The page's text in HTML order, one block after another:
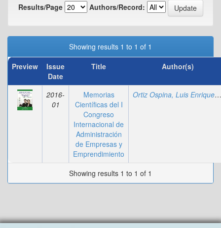
Results/Page
Authors/Record:
Showing results 1 to 1 of 1
Preview
Issue
Date
Title Author(s)
2016-
01
Memorias
Científicas del I
Congreso
Internacional de
Administración
de Empresas y
Emprendimiento
Ortiz Ospina, Luis Enrique
;
Showing results 1 to 1 of 1